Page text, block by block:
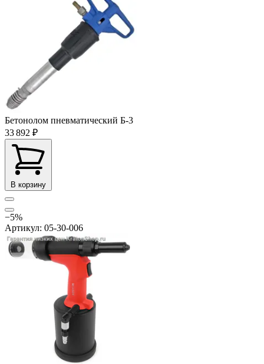
Бетонолом пневматический Б-3
33 892 ₽
В корзину
−5%
Артикул: 05-30-006